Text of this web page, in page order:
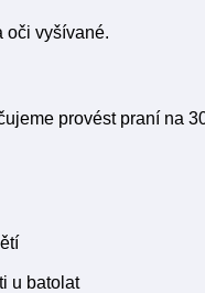
oči vyšívané.
provést praní na
u batolat